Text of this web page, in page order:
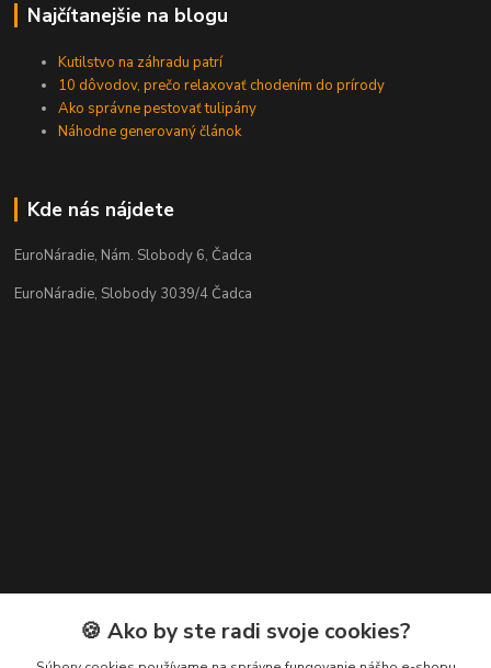
Najčítanejšie na blogu
Kutilstvo na záhradu patrí
10 dôvodov, prečo relaxovať chodením do prírody
Ako správne pestovať tulipány
Náhodne generovaný článok
Kde nás nájdete
EuroNáradie, Nám. Slobody 6, Čadca
EuroNáradie, Slobody 3039/4 Čadca
Kontakty
Zákaznícka podpora EuroNáradie
🍪 Ako by ste radi svoje cookies?